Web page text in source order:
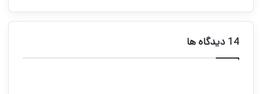
‫14 دیدگاه ها